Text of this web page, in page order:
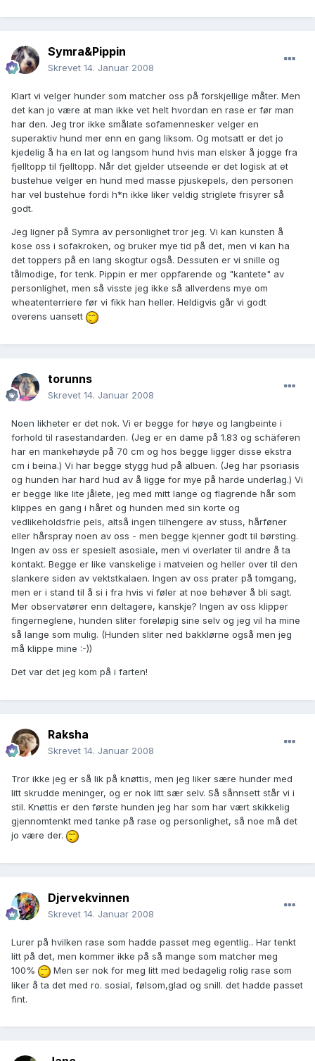
Symra&Pippin
Skrevet 14. Januar 2008
Klart vi velger hunder som matcher oss på forskjellige måter. Men
det kan jo være at man ikke vet helt hvordan en rase er før man
har den. Jeg tror ikke smålate sofamennesker velger en
superaktiv hund mer enn en gang liksom. Og motsatt er det jo
kjedelig å ha en lat og langsom hund hvis man elsker å jogge fra
fjelltopp til fjelltopp. Når det gjelder utseende er det logisk at et
bustehue velger en hund med masse pjuskepels, den personen
har vel bustehue fordi h*n ikke liker veldig striglete frisyrer så
godt.
Jeg ligner på Symra av personlighet tror jeg. Vi kan kunsten å
kose oss i sofakroken, og bruker mye tid på det, men vi kan ha
det toppers på en lang skogtur også. Dessuten er vi snille og
tålmodige, for tenk. Pippin er mer oppfarende og "kantete" av
personlighet, men så visste jeg ikke så allverdens mye om
wheatenterriere før vi fikk han heller. Heldigvis går vi godt
overens uansett
torunns
Skrevet 14. Januar 2008
Noen likheter er det nok. Vi er begge for høye og langbeinte i
forhold til rasestandarden. (Jeg er en dame på 1.83 og schäferen
har en mankehøyde på 70 cm og hos begge ligger disse ekstra
cm i beina.) Vi har begge stygg hud på albuen. (Jeg har psoriasis
og hunden har hard hud av å ligge for mye på harde underlag.) Vi
er begge like lite jålete, jeg med mitt lange og flagrende hår som
klippes en gang i håret og hunden med sin korte og
vedlikeholdsfrie pels, altså ingen tilhengere av stuss, hårføner
eller hårspray noen av oss - men begge kjenner godt til børsting.
Ingen av oss er spesielt asosiale, men vi overlater til andre å ta
kontakt. Begge er like vanskelige i matveien og heller over til den
slankere siden av vektstkalaen. Ingen av oss prater på tomgang,
men er i stand til å si i fra hvis vi føler at noe behøver å bli sagt.
Mer observatører enn deltagere, kanskje? Ingen av oss klipper
fingerneglene, hunden sliter foreløpig sine selv og jeg vil ha mine
så lange som mulig. (Hunden sliter ned bakklørne også men jeg
må klippe mine :-))
Det var det jeg kom på i farten!
Raksha
Skrevet 14. Januar 2008
Tror ikke jeg er så lik på knøttis, men jeg liker sære hunder med
litt skrudde meninger, og er nok litt sær selv. Så sånnsett står vi i
stil. Knøttis er den første hunden jeg har som har vært skikkelig
gjennomtenkt med tanke på rase og personlighet, så noe må det
jo være der.
Djervekvinnen
Skrevet 14. Januar 2008
Lurer på hvilken rase som hadde passet meg egentlig.. Har tenkt
litt på det, men kommer ikke på så mange som matcher meg
100%
Men ser nok for meg litt med bedagelig rolig rase som
liker å ta det med ro. sosial, følsom,glad og snill. det hadde passet
fint.